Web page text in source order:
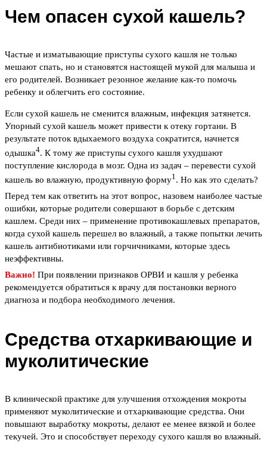
Чем опасен сухой кашель?
Частые и изматывающие приступы сухого кашля не только
мешают спать, но и становятся настоящей мукой для малыша и
его родителей. Возникает резонное желание как-то помочь
ребенку и облегчить его состояние.
Если сухой кашель не сменится влажным, инфекция затянется.
Упорный сухой кашель может привести к отеку гортани. В
результате поток вдыхаемого воздуха сократится, начнется
одышка4. К тому же приступы сухого кашля ухудшают
поступление кислорода в мозг. Одна из задач – перевести сухой
кашель во влажную, продуктивную форму1. Но как это сделать?
Перед тем как ответить на этот вопрос, назовем наиболее частые
ошибки, которые родители совершают в борьбе с детским
кашлем. Среди них – применение противокашлевых препаратов,
когда сухой кашель перешел во влажный, а также попытки лечить
кашель антибиотиками или горчичниками, которые здесь
неэффективны.
Важно! При появлении признаков ОРВИ и кашля у ребенка
рекомендуется обратиться к врачу для постановки верного
диагноза и подбора необходимого лечения.
Средства отхаркивающие и
муколитические
В клинической практике для улучшения отхождения мокроты
применяют муколитические и отхаркивающие средства. Они
повышают выработку мокроты, делают ее менее вязкой и более
текучей. Это и способствует переходу сухого кашля во влажный.